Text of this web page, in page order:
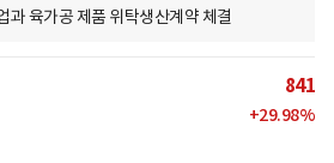
과 육가공 제품 위탁생산계약 체결
841
+29.98%